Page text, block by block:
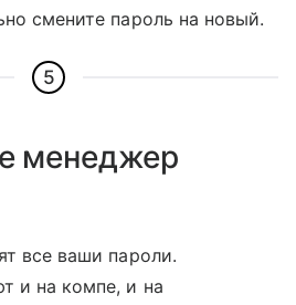
смените пароль на новый.
5
менеджер
все ваши пароли.
и на компе, и на